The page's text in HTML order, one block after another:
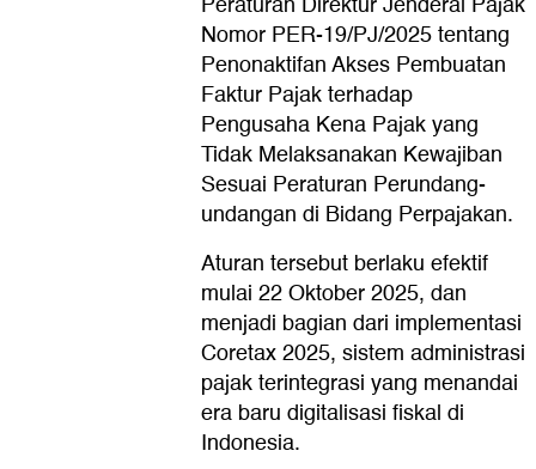
Nomor PER-19/PJ/2025 tentang
Penonaktifan Akses Pembuatan
Faktur Pajak terhadap
Pengusaha Kena Pajak yang
Tidak Melaksanakan Kewajiban
Sesuai Peraturan Perundang-
undangan di Bidang Perpajakan.
Aturan tersebut berlaku efektif
mulai 22 Oktober 2025, dan
menjadi bagian dari implementasi
Coretax 2025, sistem administrasi
pajak terintegrasi yang menandai
era baru digitalisasi fiskal di
Indonesia.